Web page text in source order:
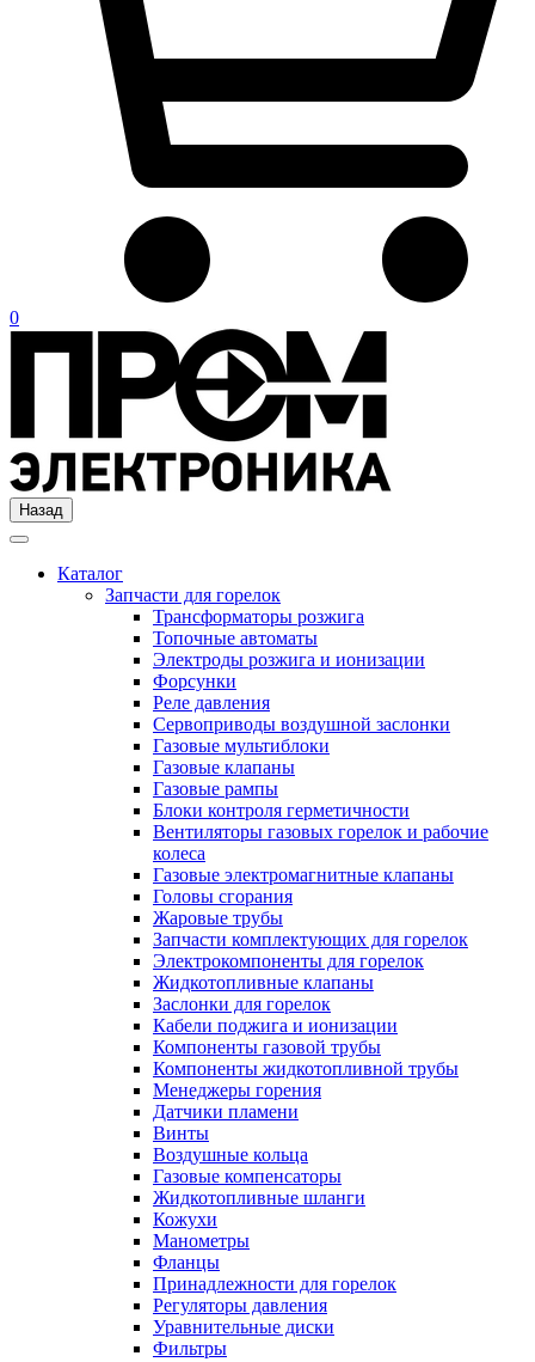
0
Назад
Каталог
Запчасти для горелок
Трансформаторы розжига
Топочные автоматы
Электроды розжига и ионизации
Форсунки
Реле давления
Сервоприводы воздушной заслонки
Газовые мультиблоки
Газовые клапаны
Газовые рампы
Блоки контроля герметичности
Вентиляторы газовых горелок и рабочие
колеса
Газовые электромагнитные клапаны
Головы сгорания
Жаровые трубы
Запчасти комплектующих для горелок
Электрокомпоненты для горелок
Жидкотопливные клапаны
Заслонки для горелок
Кабели поджига и ионизации
Компоненты газовой трубы
Компоненты жидкотопливной трубы
Менеджеры горения
Датчики пламени
Винты
Воздушные кольца
Газовые компенсаторы
Жидкотопливные шланги
Кожухи
Манометры
Фланцы
Принадлежности для горелок
Регуляторы давления
Уравнительные диски
Фильтры